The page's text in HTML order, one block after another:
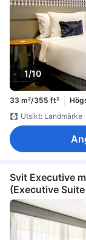
1/10
33 m²/355 ft²
Utsikt: Landmärke
Svit Executive
(Executive